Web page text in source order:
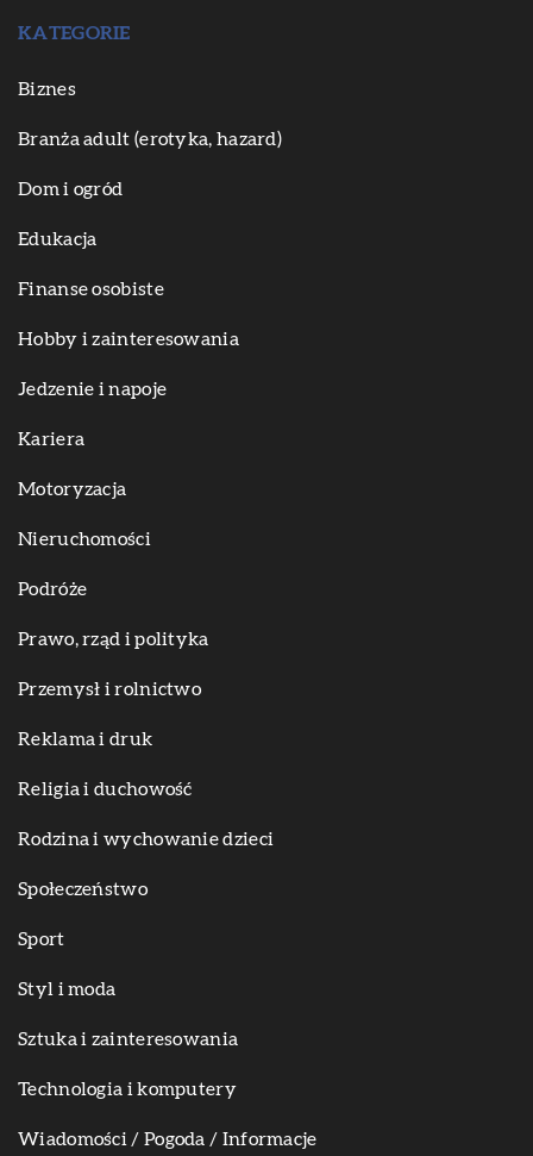
KATEGORIE
Biznes
Branża adult (erotyka, hazard)
Dom i ogród
Edukacja
Finanse osobiste
Hobby i zainteresowania
Jedzenie i napoje
Kariera
Motoryzacja
Nieruchomości
Podróże
Prawo, rząd i polityka
Przemysł i rolnictwo
Reklama i druk
Religia i duchowość
Rodzina i wychowanie dzieci
Społeczeństwo
Sport
Styl i moda
Sztuka i zainteresowania
Technologia i komputery
Wiadomości / Pogoda / Informacje